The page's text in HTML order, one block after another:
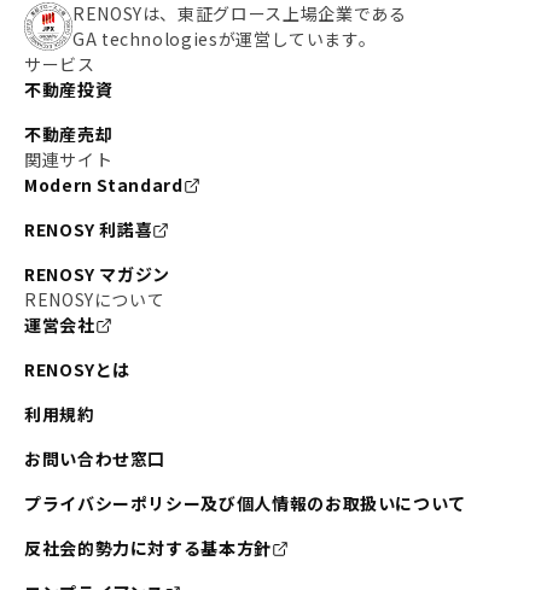
RENOSYは、東証グロース上場企業である
GA technologiesが運営しています。
サービス
不動産投資
不動産売却
関連サイト
Modern Standard
RENOSY 利諾喜
RENOSY マガジン
RENOSYについて
運営会社
RENOSYとは
利用規約
お問い合わせ窓口
プライバシーポリシー及び個人情報のお取扱いについて
反社会的勢力に対する基本方針